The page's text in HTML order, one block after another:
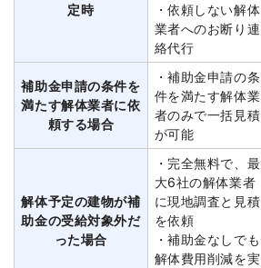
定時
・依頼しない解体
業者へのお断り連
絡代行
補助金申請の条件を
満たす解体業者に依
頼する場合
・補助金申請の条
件を満たす解体業
者のみで一括見積
が可能
解体予定の建物が補
助金の受給対象外だ
った場合
・完全無料で、最
大6社の解体業者
に現地調査と見積
を依頼
・補助金なしでも
解体費用削減を実